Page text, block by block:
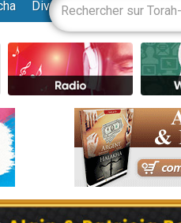
insalubre
Divertissements Livres